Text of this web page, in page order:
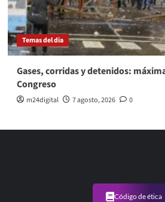
Temas del dia
Gases, corridas y detenidos:
Congreso
m24digital 7 agosto, 2026 0
Código de ética